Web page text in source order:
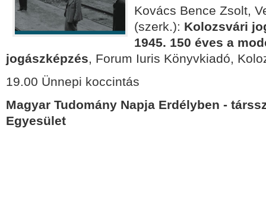
Kovács Bence Zsolt,
(szerk.): Kolozsvári
1945. 150 éves a
jogászképzés, Forum Iuris Könyvkiadó,
19.00 Ünnepi koccintás
Magyar Tudomány Napja Erdélyben -
Egyesület